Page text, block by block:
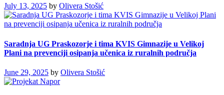
July 13, 2025 by Olivera Stošić
Saradnja UG Praskozorje i tima KVIS Gimnazije u Velikoj
Plani na prevenciji osipanja učenica iz ruralnih područja
June 29, 2025 by Olivera Stošić